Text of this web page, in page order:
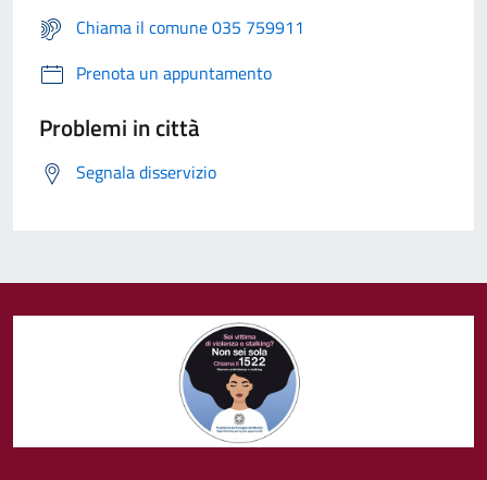
Chiama il comune 035 759911
Prenota un appuntamento
Problemi in città
Segnala disservizio